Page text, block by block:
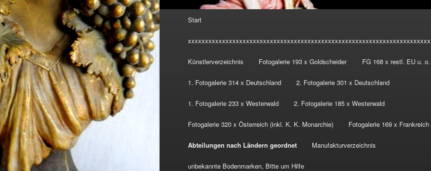
Start
Künstlerverzeichnis Fotogalerie 193 x Goldscheider FG 168 x restl. EU u.
1. Fotogalerie 314 x Deutschland 2. Fotogalerie 301 x Deutschland
1. Fotogalerie 233 x Westerwald 2. Fotogalerie 185 x Westerwald
Fotogalerie 320 x Österreich (inkl. K. K. Monarchie) Fotogalerie 169 x Frankreich
Abteilungen nach Ländern geordnet Manufakturverzeichnis
unbekannte Bodenmarken, Bitte um Hilfe